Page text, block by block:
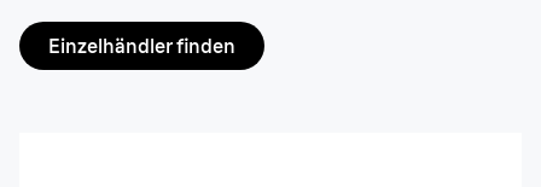
Einzelhändler finden